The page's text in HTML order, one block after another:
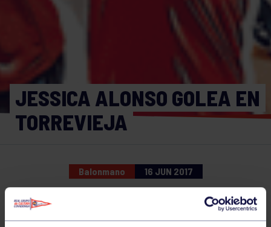
JESSICA ALONSO GOLEA EN
TORREVIEJA
Balonmano 16 JUN 2017